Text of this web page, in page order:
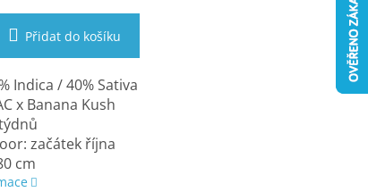
Přidat do košíku
Indica / 40% Sativa
x Banana Kush
začátek října
cm